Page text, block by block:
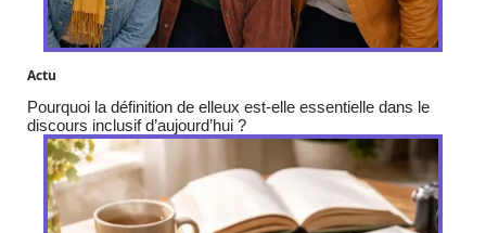
Actu
Pourquoi la définition de elleux est-elle essentielle dans le
discours inclusif d’aujourd’hui ?